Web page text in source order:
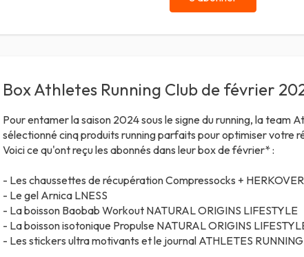
Box Athletes Running Club de février
Pour entamer la saison 2024 sous le signe du running, la team
sélectionné cinq produits running parfaits pour optimiser votre
Voici ce qu'ont reçu les abonnés dans leur box de février* :
- Les chaussettes de récupération Compressocks + HERKOVER
- Le gel Arnica LNESS
- La boisson Baobab Workout NATURAL ORIGINS LIFESTYLE
- La boisson isotonique Propulse NATURAL ORIGINS
- Les stickers ultra motivants et le journal ATHLETES